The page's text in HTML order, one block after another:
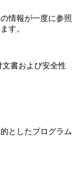
情報が一度に参照
す。
書および安全性
としたプログラム